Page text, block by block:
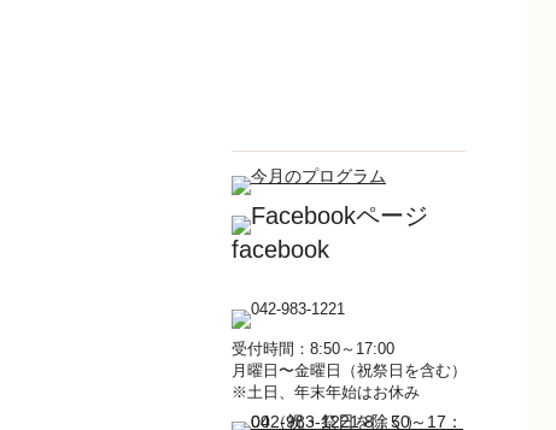
facebook
受付時間：8:50～17:00
月曜日〜金曜日（祝祭日を含む）
※土日、年末年始はお休み